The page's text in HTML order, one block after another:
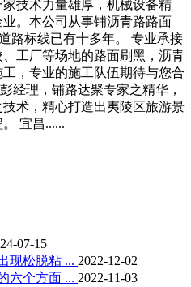
技术力量雄厚，机械设备精
。本公司从事铺沥青路路面
路标线已有十多年。 专业承接
工厂等场地的路面刷黑，沥青
，专业的施工队伍期待与您合
经理，铺路达聚专家之精华，
术，精心打造出夷陵区旅游景
宜昌......
07-15
现松脱粘 ... 2022-12-02
六个方面 ... 2022-11-03